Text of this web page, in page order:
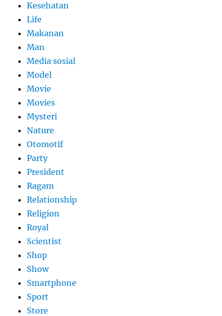
Kesehatan
Life
Makanan
Man
Media sosial
Model
Movie
Movies
Mysteri
Nature
Otomotif
Party
President
Ragam
Relationship
Religion
Royal
Scientist
Shop
Show
Smartphone
Sport
Store